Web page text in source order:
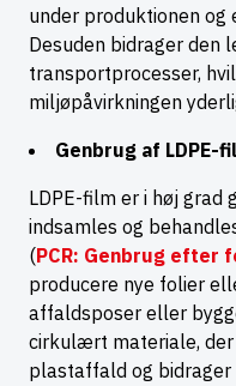
under produktionen og
Desuden bidrager
transportprocesser,
miljøpåvirkningen
Genbrug af LDPE-
LDPE-film er i høj grad
indsamles og
(PCR: Genbrug efter
producere nye folier
affaldsposer eller
cirkulært materiale,
plastaffald og